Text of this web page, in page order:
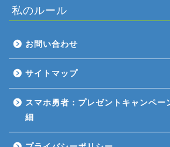
私のルール
お問い合わせ
サイトマップ
スマホ勇者：プレゼントキャンペー
細